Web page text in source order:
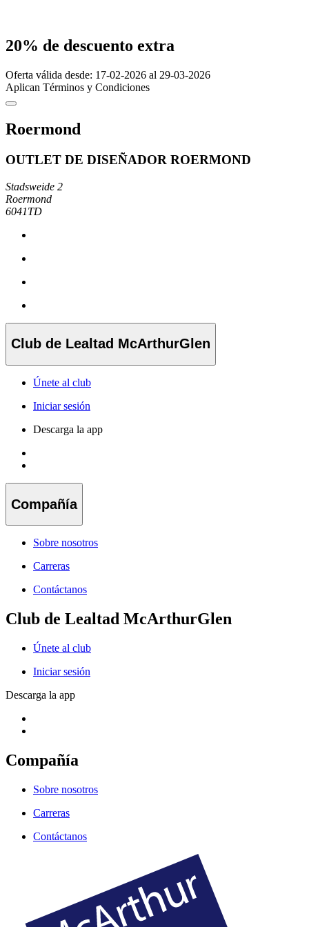
20% de descuento extra
Oferta válida desde: 17-02-2026 al 29-03-2026
Aplican Términos y Condiciones
Roermond
OUTLET DE DISEÑADOR ROERMOND
Stadsweide 2
Roermond
6041TD
Club de Lealtad McArthurGlen
Únete al club
Iniciar sesión
Descarga la app
Compañía
Sobre nosotros
Carreras
Contáctanos
Club de Lealtad McArthurGlen
Únete al club
Iniciar sesión
Descarga la app
Compañía
Sobre nosotros
Carreras
Contáctanos